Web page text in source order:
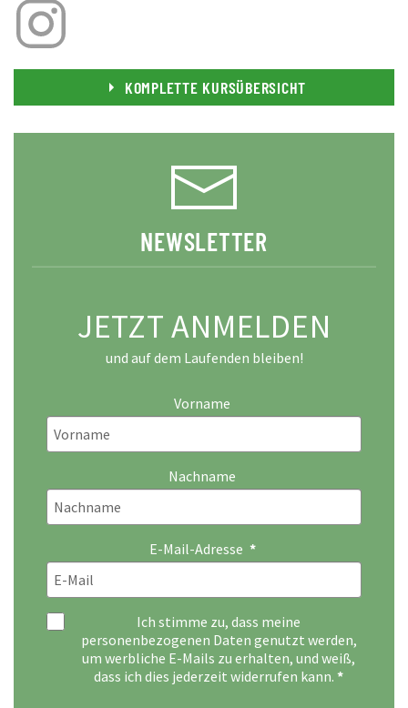
KOMPLETTE KURSÜBERSICHT
NEWSLETTER
JETZT ANMELDEN
und auf dem Laufenden bleiben!
Vorname
Nachname
E-Mail-Adresse
Ich stimme zu, dass meine
personenbezogenen Daten genutzt werden,
um werbliche E-Mails zu erhalten, und weiß,
dass ich dies jederzeit widerrufen kann.